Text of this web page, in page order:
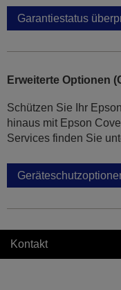
Garantiestatus
Erweiterte Optionen
Schützen Sie Ihr
hinaus mit Epson
Services finden Sie
Kontakt